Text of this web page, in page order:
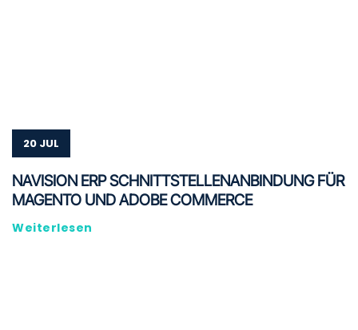
20 JUL
NAVISION ERP SCHNITTSTELLENANBINDUNG FÜR
MAGENTO UND ADOBE COMMERCE
Weiterlesen